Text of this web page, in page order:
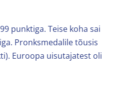
punktiga. Teise koha sai
Pronksmedalile tõusis
Euroopa uisutajatest oli